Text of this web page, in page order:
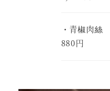
・青椒肉絲
880円